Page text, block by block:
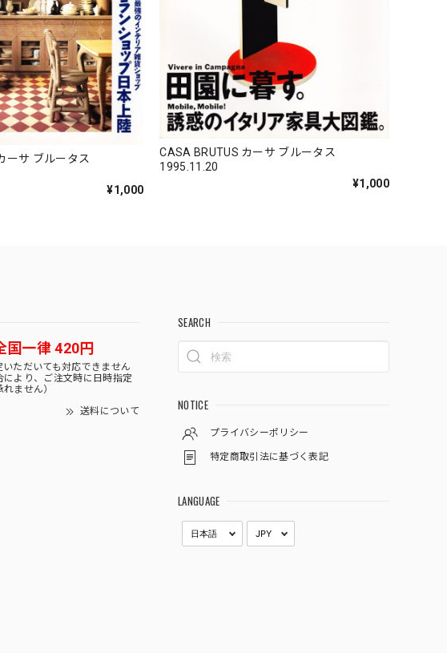
ーサ ブルータス
¥1,000
CASA BRUTUS カーサ ブルータス
1995.11.20
¥1,000
国一律 420円
ただいても対応できません
より、ご注文時に日時指定
ません）
送料について
SEARCH
NOTICE
プライバシーポリシー
特定商取引法に基づく表記
LANGUAGE